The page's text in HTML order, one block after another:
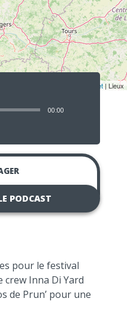
Leaflet | Lieux
00:00
PODCAST
pour le festival
crew Inna Di Yard
de Prun’ pour une